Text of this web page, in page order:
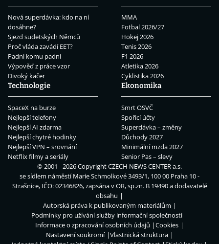
Nová superdávka: kdo na ní
dosáhne?
Sjezd sudetských Němců
Proč vláda zavádí EET?
Padni komu padni
Výpověď z práce vzor
Divoký kačer
MMA
Fotbal 2026/27
Hokej 2026
Tenis 2026
F1 2026
Atletika 2026
Cyklistika 2026
Technologie
SpaceX na burze
Nejlepší telefony
Nejlepší AI zdarma
Nejlepší chytré hodinky
Nejlepší VPN – srovnání
Netflix filmy a seriály
Ekonomika
Smrt OSVČ
Spořicí účty
Superdávka – změny
Důchody 2027
Minimální mzda 2027
Senior Pas – slevy
© 2001 - 2026 CopyrightCZECH NEWS CENTER a.s.
se sídlem náměstí Marie Schmolkové 3493/1, 100 00 Praha 10 -
Strašnice, IČO: 02346826, zapsána v OR, sp.zn. B 19490 a dodavatelé
obsahu
Autorská práva k publikovaným materiálům
Podmínky pro užívání služby informační společnosti
Informace o zpracování osobních údajů
Cookies
Nastavení soukromí
Vlastnická struktura